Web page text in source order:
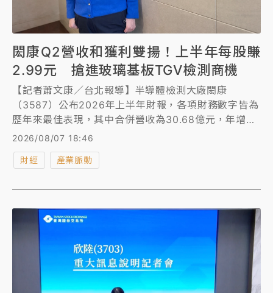
閎康Q2營收和獲利雙揚！上半年每股賺
2.99元 搶進玻璃基板TGV檢測商機
【記者蕭文康／台北報導】半導體檢測大廠閎康
（3587）公布2026年上半年財報，各項財務數字皆為
歷年來最佳表現，其中合併營收為30.68億元，年增
17.47%，毛利率32.47%，重回3成以上水準，上半年
每股純益（EPS）5.67元，若加計所得稅影響數，EPS
為2.99元(GAAP)。隨著產業正加速導入扇出型面板級
術，閎康已提前布局「玻璃基板封裝TGV互連微結構分
析技術」積極搶進商機。
2026/08/07 18:46
財經 產業脈動